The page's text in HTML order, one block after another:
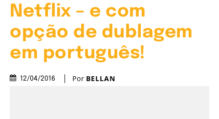
Netflix – e com
opção de dublagem
em português!
12/04/2016 Por BELLAN